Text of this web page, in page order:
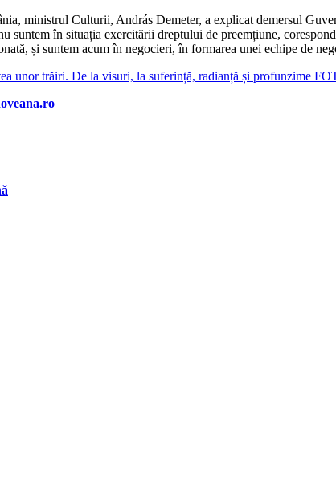
ministrul Culturii, András Demeter, a explicat demersul
suntem în situația exercitării dreptului de preemțiune,
și suntem acum în negocieri, în formarea unei echipe de
unor trăiri. De la visuri, la suferință, radianță și profunzime